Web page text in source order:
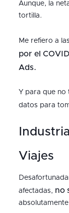
Aunque, la
tortilla.
Me refiero a
por el
Ads.
Y para que no
datos para
Viajes
afectadas, no